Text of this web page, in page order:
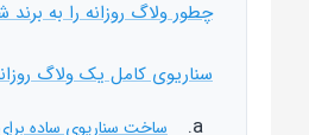
چطور ولاگ روزانه را به
سناریوی کامل یک ولاگ
ساخت سناریوی ساده